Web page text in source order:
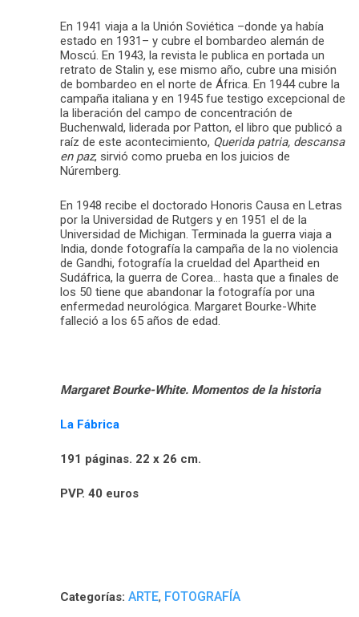
En 1941 viaja a la Unión Soviética –donde ya había
estado en 1931– y cubre el bombardeo alemán de
Moscú. En 1943, la revista le publica en portada un
retrato de Stalin y, ese mismo año, cubre una misión
de bombardeo en el norte de África. En 1944 cubre la
campaña italiana y en 1945 fue testigo excepcional de
la liberación del campo de concentración de
Buchenwald, liderada por Patton, el libro que publicó a
raíz de este acontecimiento, Querida patria, descansa
en paz, sirvió como prueba en los juicios de
Núremberg.
En 1948 recibe el doctorado Honoris Causa en Letras
por la Universidad de Rutgers y en 1951 el de la
Universidad de Michigan. Terminada la guerra viaja a
India, donde fotografía la campaña de la no violencia
de Gandhi, fotografía la crueldad del Apartheid en
Sudáfrica, la guerra de Corea… hasta que a finales de
los 50 tiene que abandonar la fotografía por una
enfermedad neurológica. Margaret Bourke-White
falleció a los 65 años de edad.
Margaret Bourke-White. Momentos de la historia
La Fábrica
191 páginas. 22 x 26 cm.
PVP. 40 euros
Categorías: ARTE, FOTOGRAFÍA